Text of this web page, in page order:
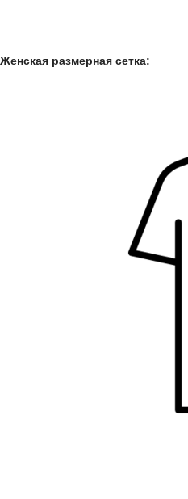
Женская размерная сетка: